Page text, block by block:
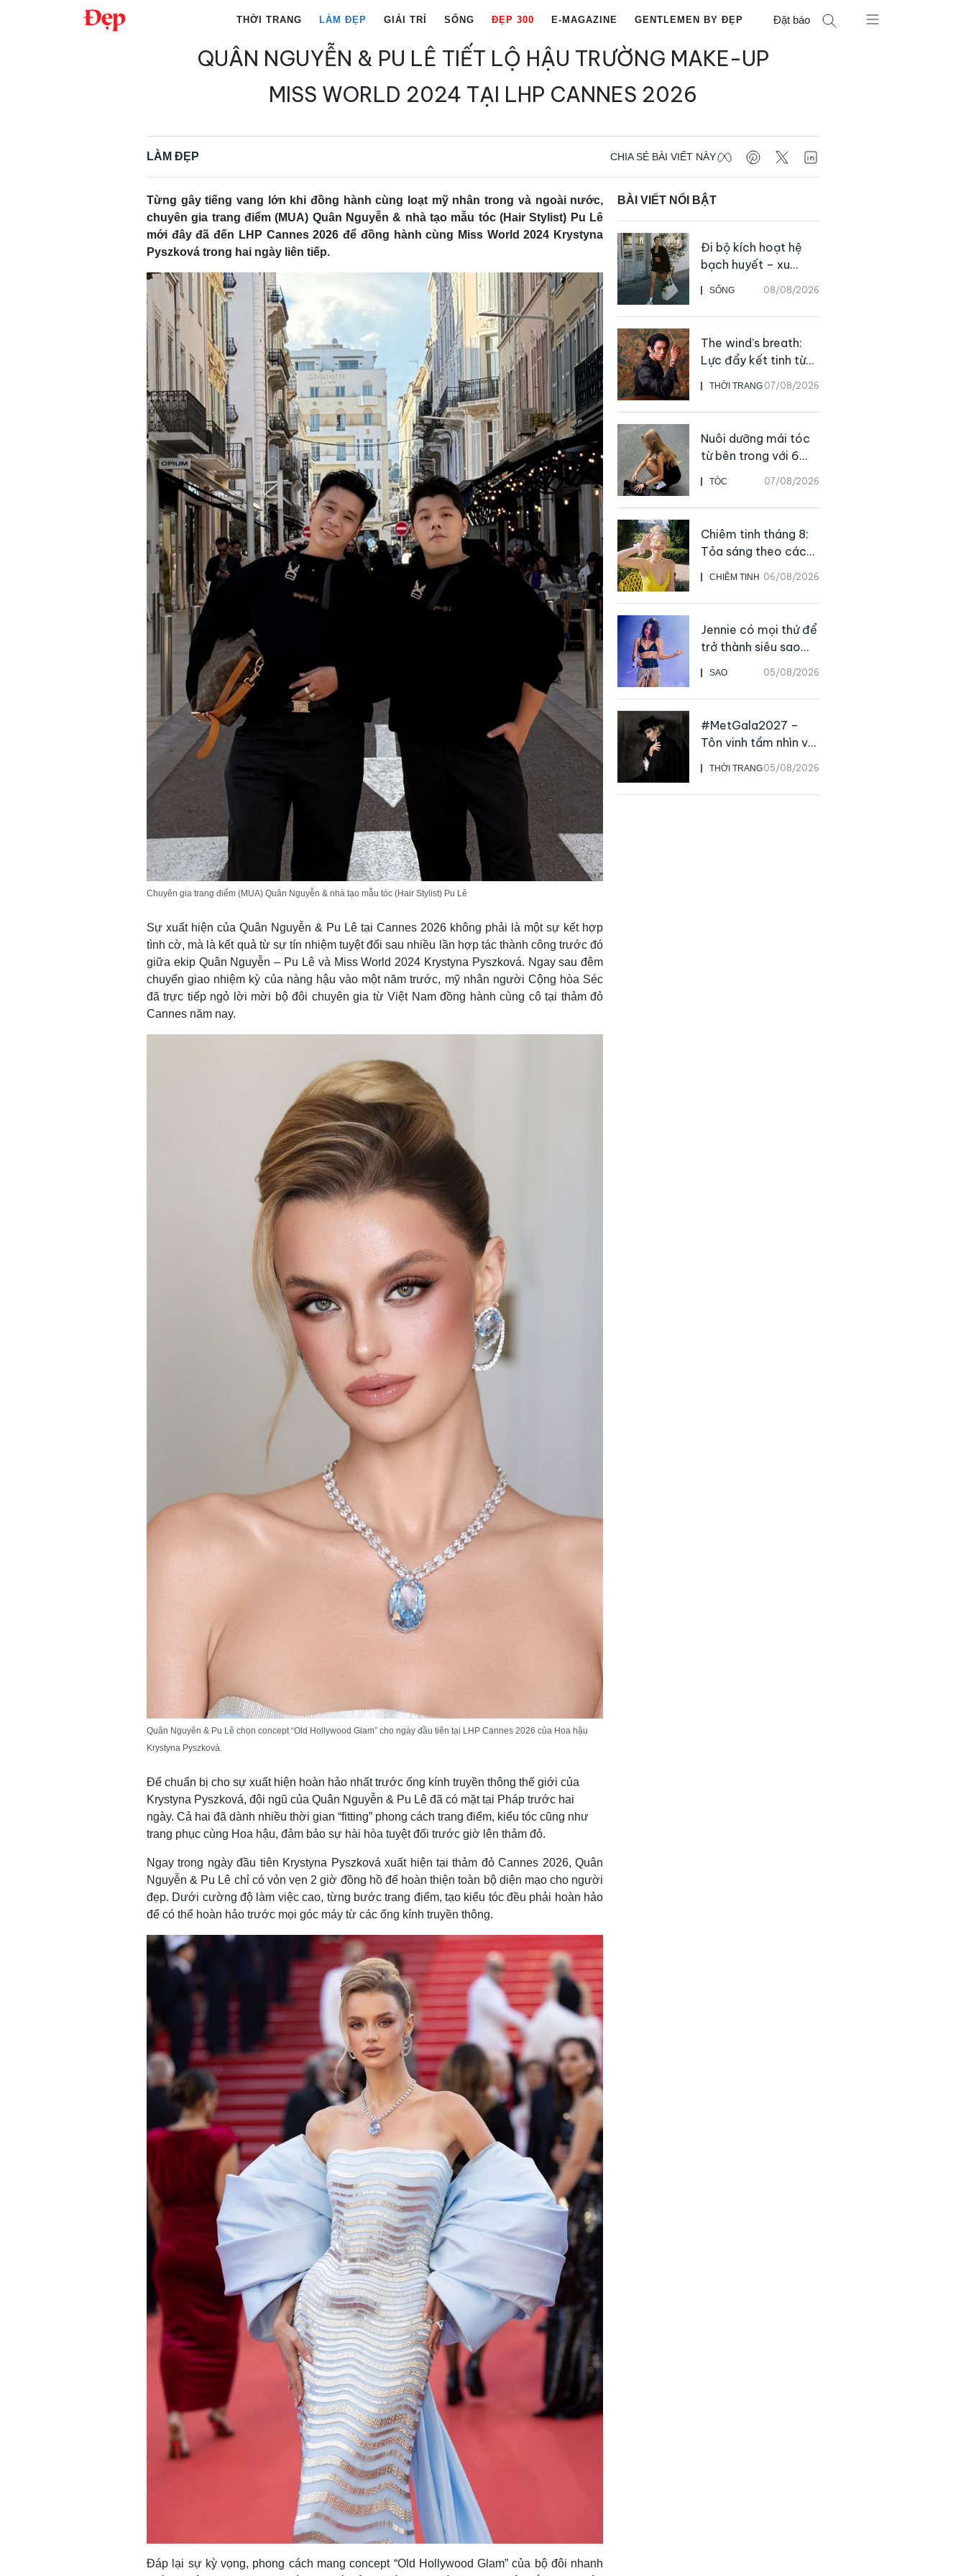
THỜI TRANG LÀM ĐẸP GIẢI TRÍ SỐNG ĐẸP 300 E-MAGAZINE GENTLEMEN BY ĐẸP Đặt báo
QUÂN NGUYỄN & PU LÊ TIẾT LỘ HẬU TRƯỜNG MAKE-UP
MISS WORLD 2024 TẠI LHP CANNES 2026
LÀM ĐẸP CHIA SẺ BÀI VIẾT NÀY
Từng gây tiếng vang lớn khi đồng hành cùng loạt mỹ nhân trong và ngoài nước,
chuyên gia trang điểm (MUA) Quân Nguyễn & nhà tạo mẫu tóc (Hair Stylist) Pu Lê
mới đây đã đến LHP Cannes 2026 để đồng hành cùng Miss World 2024 Krystyna
Pyszková trong hai ngày liên tiếp.
Chuyên gia trang điểm (MUA) Quân Nguyễn & nhà tạo mẫu tóc (Hair Stylist) Pu Lê
Sự xuất hiện của Quân Nguyễn & Pu Lê tại Cannes 2026 không phải là một sự kết hợp
tình cờ, mà là kết quả từ sự tín nhiệm tuyệt đối sau nhiều lần hợp tác thành công trước đó
giữa ekip Quân Nguyễn – Pu Lê và Miss World 2024 Krystyna Pyszková. Ngay sau đêm
chuyển giao nhiệm kỳ của nàng hậu vào một năm trước, mỹ nhân người Cộng hòa Séc
đã trực tiếp ngỏ lời mời bộ đôi chuyên gia từ Việt Nam đồng hành cùng cô tại thảm đỏ
Cannes năm nay.
Quân Nguyên & Pu Lê chọn concept “Old Hollywood Glam” cho ngày đầu tiên tại LHP Cannes 2026 của Hoa hậu
Krystyna Pyszková.
Để chuẩn bị cho sự xuất hiện hoàn hảo nhất trước ống kính truyền thông thế giới của
Krystyna Pyszková, đội ngũ của Quân Nguyễn & Pu Lê đã có mặt tại Pháp trước hai
ngày. Cả hai đã dành nhiều thời gian “fitting” phong cách trang điểm, kiểu tóc cũng như
trang phục cùng Hoa hậu, đảm bảo sự hài hòa tuyệt đối trước giờ lên thảm đỏ.
Ngay trong ngày đầu tiên Krystyna Pyszková xuất hiện tại thảm đỏ Cannes 2026, Quân
Nguyễn & Pu Lê chỉ có vỏn vẹn 2 giờ đồng hồ để hoàn thiện toàn bộ diện mạo cho người
đẹp. Dưới cường độ làm việc cao, từng bước trang điểm, tạo kiểu tóc đều phải hoàn hảo
để có thể hoàn hảo trước mọi góc máy từ các ống kính truyền thông.
Đáp lại sự kỳ vọng, phong cách mang concept “Old Hollywood Glam” của bộ đôi nhanh
BÀI VIẾT NỔI BẬT
SỐNG 08/08/2026
Đi bộ kích hoạt hệ
bạch huyết – xu
hướng tập luyện đơn
giản ai cũng có thể
bắt đầu
THỜI TRANG 07/08/2026
The wind’s breath:
Lực đẩy kết tinh từ
sự kiên định
TÓC 07/08/2026
Nuôi dưỡng mái tóc
từ bên trong với 6
thực phẩm giàu
dưỡng chất
CHIÊM TINH 06/08/2026
Chiêm tinh tháng 8:
Tỏa sáng theo cách
của chính mình
SAO 05/08/2026
Jennie có mọi thứ để
trở thành siêu sao
live
THỜI TRANG05/08/2026
#MetGala2027 –
Tôn vinh tầm nhìn và
sức ảnh hưởng sâu
rộng của NTK John
Galliano